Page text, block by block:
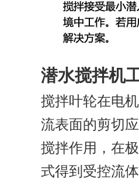
潜水搅拌机
搅拌叶轮在电
流表面的剪切
搅拌作用，在
式得到受控流